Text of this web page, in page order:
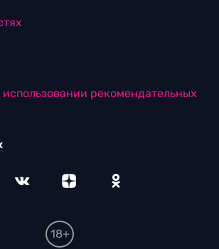
рекомендательных
18+